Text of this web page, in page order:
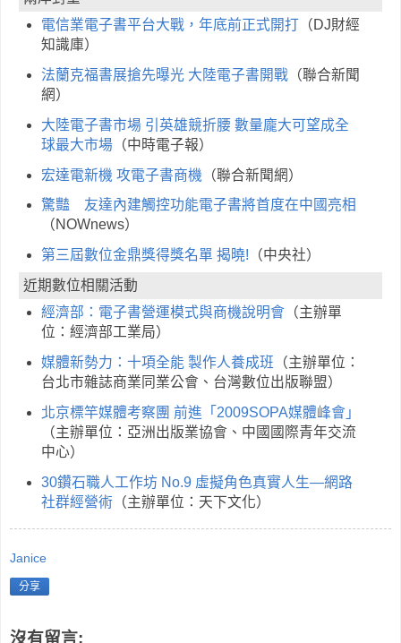
電信業電子書平台大戰，年底前正式開打（DJ財經
知識庫）
法蘭克福書展搶先曝光 大陸電子書開戰（聯合新聞
網）
大陸電子書市場 引英雄競折腰 數量龐大可望成全
球最大市場（中時電子報）
宏達電新機 攻電子書商機 （聯合新聞網）
驚豔 友達內建觸控功能電子書將首度在中國亮相
（NOWnews）
第三屆數位金鼎獎得獎名單 揭曉! （中央社）
近期數位相關活動
經濟部：電子書營運模式與商機說明會（主辦單
位：經濟部工業局）
媒體新勢力：十項全能 製作人養成班 （主辦單位：
台北市雜誌商業同業公會、台灣數位出版聯盟）
北京標竿媒體考察團 前進「2009SOPA媒體峰會」
（主辦單位：亞洲出版業協會、中國國際青年交流
中心）
30鑽石職人工作坊 No.9 虛擬角色真實人生—網路
社群經營術（主辦單位：天下文化）
Janice
分享
沒有留言: